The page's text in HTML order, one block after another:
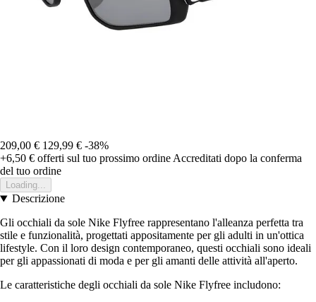
209,00 € 129,99 € -38%
+6,50 € offerti sul tuo prossimo ordine Accreditati dopo la conferma
del tuo ordine
Loading...
Descrizione
Gli occhiali da sole Nike Flyfree rappresentano l'alleanza perfetta tra
stile e funzionalità, progettati appositamente per gli adulti in un'ottica
lifestyle. Con il loro design contemporaneo, questi occhiali sono ideali
per gli appassionati di moda e per gli amanti delle attività all'aperto.
Le caratteristiche degli occhiali da sole Nike Flyfree includono: